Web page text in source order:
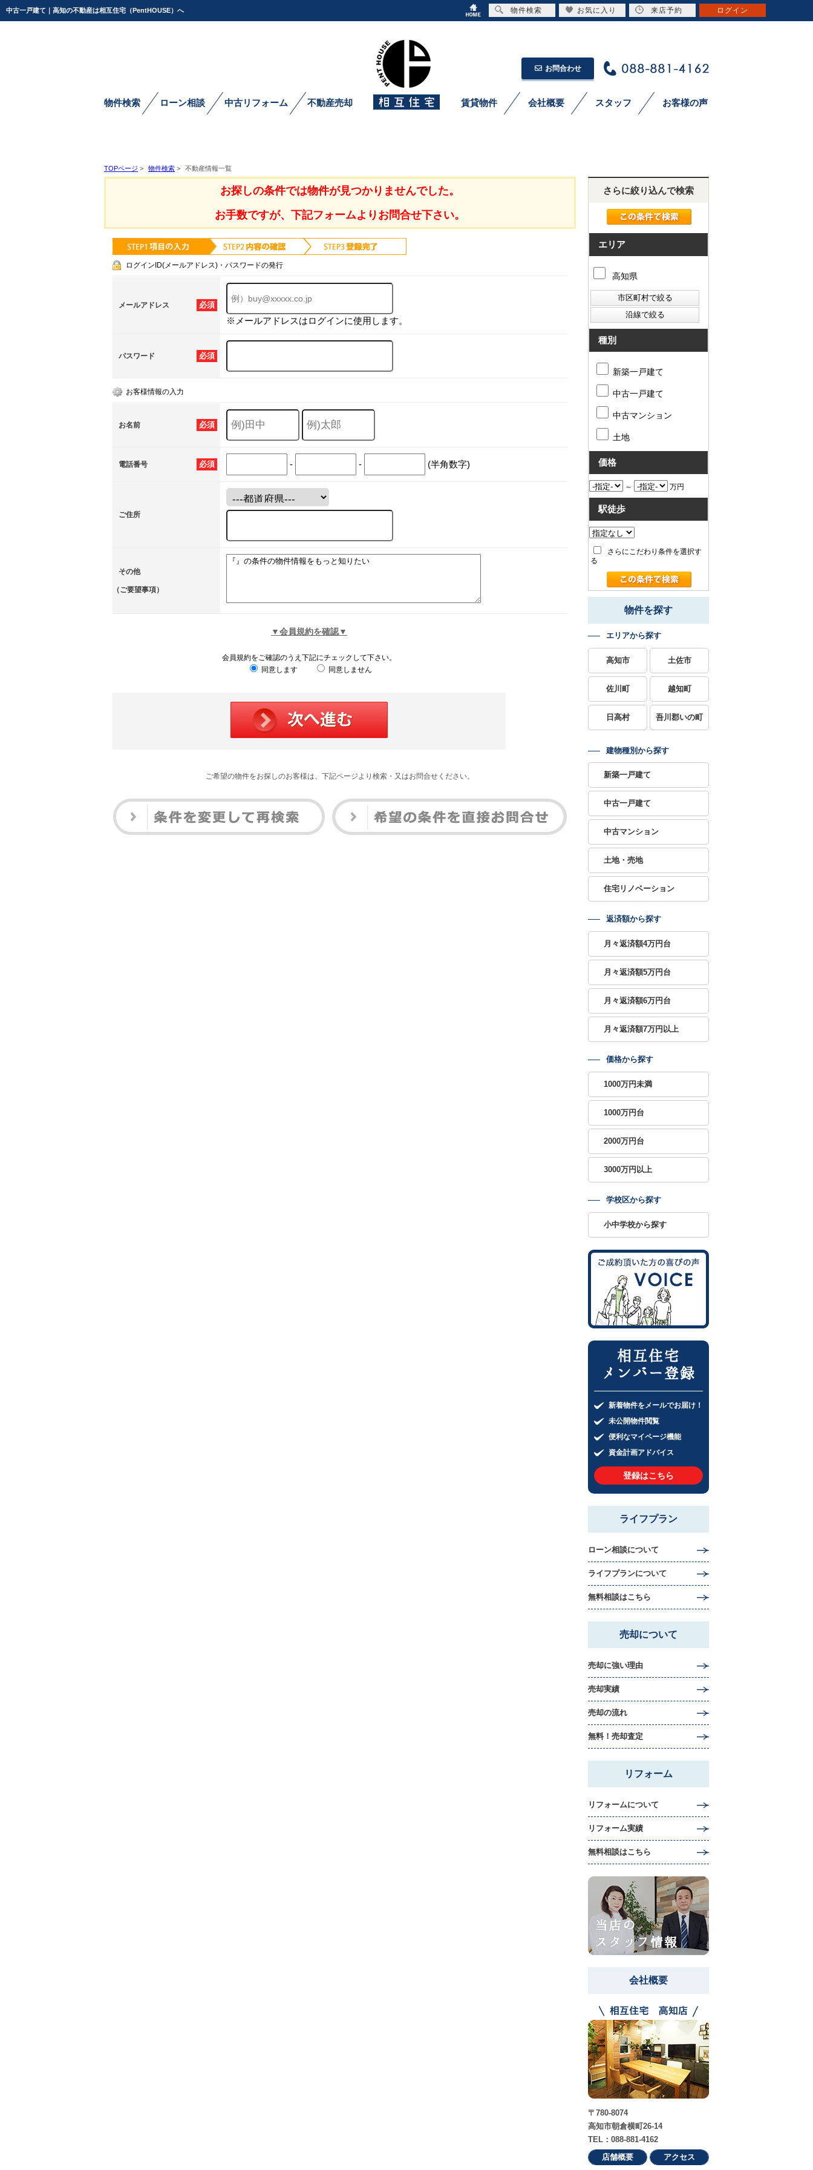
中古一戸建て｜高知の不動産は相互住宅（PentHOUSE）へ
お問合わせ
物件検索 ローン相談 中古リフォーム 不動産売却 賃貸物件 会社概要 スタッフ お客様の声
TOPページ > 物件検索 > 不動産情報一覧
お探しの条件では物件が見つかりませんでした。
お手数ですが、下記フォームよりお問合せ下さい。
ログインID(メールアドレス)・パスワードの発行
必須
メールアドレス
※メールアドレスはログインに使用します。
必須
パスワード
お客様情報の入力
必須
お名前
必須
電話番号 - - (半角数字)
ご住所
その他
（ご要望事項）
▼会員規約を確認▼
会員規約をご確認のうえ下記にチェックして下さい。
同意します
同意しません
ご希望の物件をお探しのお客様は、下記ページより検索・又はお問合せください。
さらに絞り込んで検索
エリア
高知県
種別
新築一戸建て
中古一戸建て
中古マンション
土地
価格
～ 万円
駅徒歩
さらにこだわり条件を選択す
る
物件を探す
エリアから探す
高知市 土佐市
佐川町 越知町
日高村 吾川郡いの町
建物種別から探す
新築一戸建て
中古一戸建て
中古マンション
土地・売地
住宅リノベーション
返済額から探す
月々返済額4万円台
月々返済額5万円台
月々返済額6万円台
月々返済額7万円以上
価格から探す
1000万円未満
1000万円台
2000万円台
3000万円以上
学校区から探す
小中学校から探す
相互住宅
メンバー登録
新着物件をメールでお届け！
未公開物件閲覧
便利なマイページ機能
資金計画アドバイス
登録はこちら
ライフプラン
ローン相談について
ライフプランについて
無料相談はこちら
売却について
売却に強い理由
売却実績
売却の流れ
無料！売却査定
リフォーム
リフォームについて
リフォーム実績
無料相談はこちら
会社概要
〒780-8074
高知市朝倉横町26-14
TEL：088-881-4162
店舗概要
アクセス
物件検索 お気に入り 来店予約 ログイン